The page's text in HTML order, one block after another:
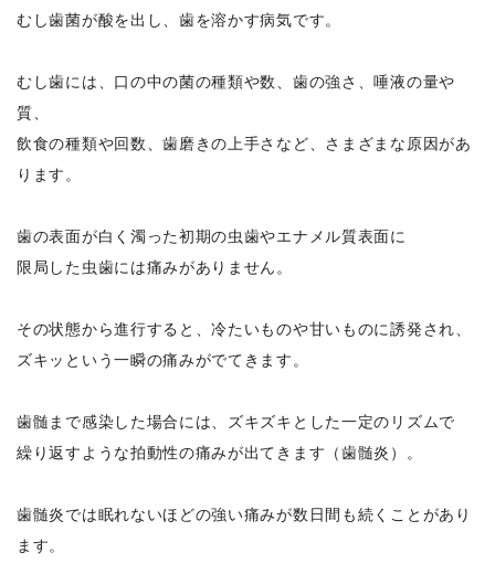
むし歯菌が酸を出し、歯を溶かす病気です。
むし歯には、口の中の菌の種類や数、歯の強さ、唾液の量や
質、
飲食の種類や回数、歯磨きの上手さなど、さまざまな原因があ
ります。
歯の表面が白く濁った初期の虫歯やエナメル質表面に
限局した虫歯には痛みがありません。
その状態から進行すると、冷たいものや甘いものに誘発され、
ズキッという一瞬の痛みがでてきます。
歯髄まで感染した場合には、ズキズキとした一定のリズムで
繰り返すような拍動性の痛みが出てきます（歯髄炎）。
歯髄炎では眠れないほどの強い痛みが数日間も続くことがあり
ます。